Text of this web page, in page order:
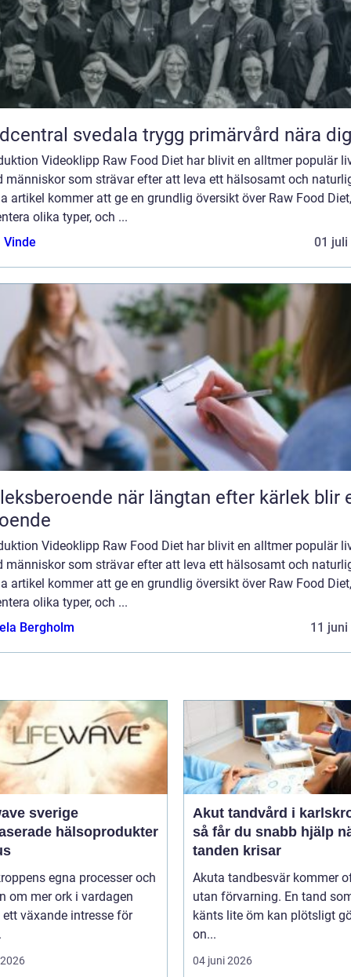
Vårdcentral svedala trygg primärvård nära dig
Videoklipp Raw Food Diet har blivit en alltmer populär
människor som strävar efter att leva ett hälsosamt och
artikel kommer att ge en grundlig översikt över Raw Food Diet,
olika typer, och ...
Vinde
01 juli
när längtan efter kärlek blir ett
Videoklipp Raw Food Diet har blivit en alltmer populär
människor som strävar efter att leva ett hälsosamt och
artikel kommer att ge en grundlig översikt över Raw Food Diet,
olika typer, och ...
Bergholm
11 juni
sverige
hälsoprodukter
egna processer och
om mer ork i vardagen
växande intresse för
Akut tandvård i
så får du snabb hjälp
tanden krisar
Akuta tandbesvär kommer
utan förvarning. En tand
känts lite öm kan plötsligt
on...
04 juni 2026